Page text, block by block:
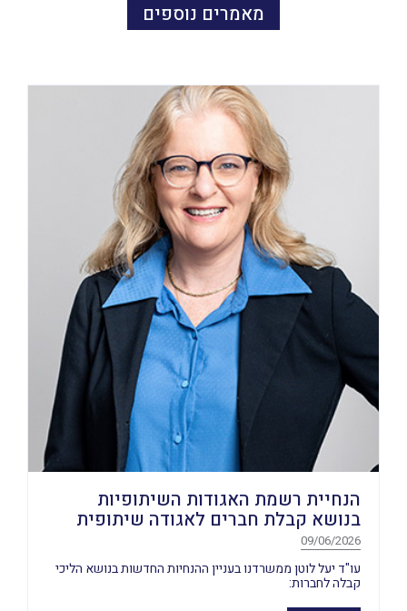
מאמרים נוספים
הנחיית רשמת האגודות השיתופיות
בנושא קבלת חברים לאגודה שיתופית
09/06/2026
עו"ד יעל לוטן ממשרדנו בעניין ההנחיות החדשות בנושא הליכי
קבלה לחברות: